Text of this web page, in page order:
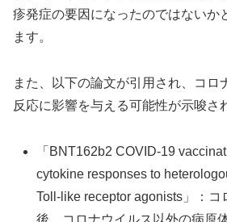
疹発症の要因になったのではないか
ます。
また、以下の論文が引用され、コロ
反応に影響を与える可能性が示唆さ
「BNT162b2 COVID-19
cytokine responses to
Toll-like receptor agonists」：コ
後、コロナウイルス以外の病原